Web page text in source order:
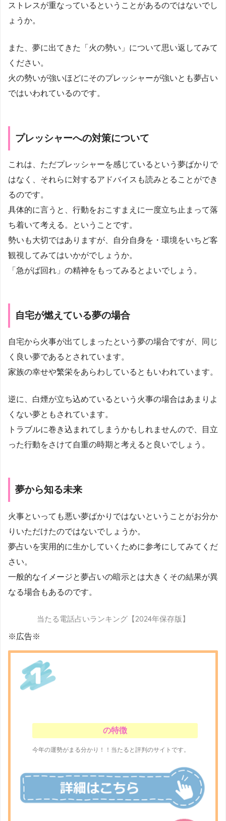
ストレスが重なっているということがあるのではないでし
ょうか。
また、夢に出てきた「火の勢い」について思い返してみて
ください。
火の勢いが強いほどにそのプレッシャーが強いとも夢占い
ではいわれているのです。
プレッシャーへの対策について
これは、ただプレッシャーを感じているという夢ばかりで
はなく、それらに対するアドバイスも読みとることができ
るのです。
具体的に言うと、行動をおこすまえに一度立ち止まって落
ち着いて考える。ということです。
勢いも大切ではありますが、自分自身を・環境をいちど客
観視してみてはいかがでしょうか。
「急がば回れ」の精神をもってみるとよいでしょう。
自宅が燃えている夢の場合
自宅から火事が出てしまったという夢の場合ですが、同じ
く良い夢であるとされています。
家族の幸せや繁栄をあらわしているともいわれています。
逆に、白煙が立ち込めているという火事の場合はあまりよ
くない夢ともされています。
トラブルに巻き込まれてしまうかもしれませんので、目立
った行動をさけて自重の時期と考えると良いでしょう。
夢から知る未来
火事といっても悪い夢ばかりではないということがお分か
りいただけたのではないでしょうか。
夢占いを実用的に生かしていくために参考にしてみてくだ
さい。
一般的なイメージと夢占いの暗示とは大きくその結果が異
なる場合もあるのです。
当たる電話占いランキング【2024年保存版】
※広告※
の特徴
今年の運勢がまる分かり！！当たると評判のサイトです。